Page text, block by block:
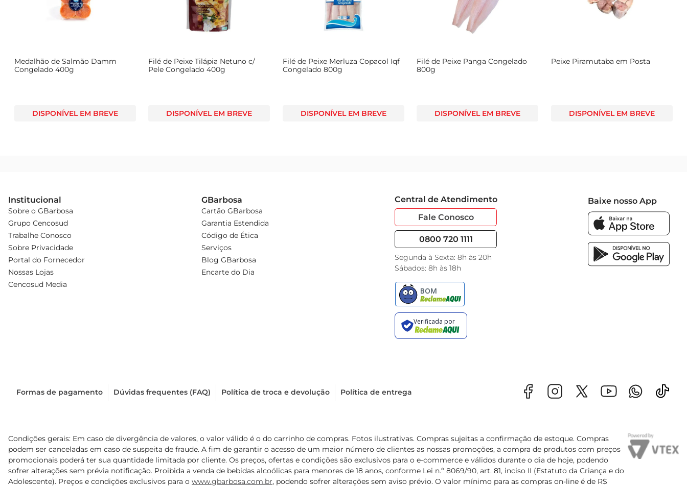
Medalhão de Salmão Damm
Congelado 400g
DISPONÍVEL EM BREVE
Filé de Peixe Tilápia Netuno c/
Pele Congelado 400g
DISPONÍVEL EM BREVE
Filé de Peixe Merluza Copacol Iqf
Congelado 800g
DISPONÍVEL EM BREVE
Filé de Peixe Panga Congelado
800g
DISPONÍVEL EM BREVE
Peixe Piramutaba em Posta
DISPONÍVEL EM BREVE
Institucional
Sobre o GBarbosa
Grupo Cencosud
Trabalhe Conosco
Sobre Privacidade
Portal do Fornecedor
Nossas Lojas
Cencosud Media
GBarbosa
Cartão GBarbosa
Garantia Estendida
Código de Ética
Serviços
Blog GBarbosa
Encarte do Dia
Central de Atendimento
Fale Conosco
0800 720 1111
Segunda à Sexta: 8h às 20h
Sábados: 8h às 18h
Baixe nosso App
Formas de pagamento Dúvidas frequentes (FAQ) Política de troca e devolução Política de entrega
Condições gerais: Em caso de divergência de valores, o valor válido é o do carrinho de compras. Fotos ilustrativas. Compras sujeitas a confirmação de estoque. Compras
podem ser canceladas em caso de suspeita de fraude. A fim de garantir o acesso de um maior número de clientes as nossas promoções, a compra de produtos com preços
promocionais poderá ter sua quantidade limitada por cliente. Os preços, ofertas e condições são exclusivos para o e-commerce e válidos durante o dia de hoje, podendo
sofrer alterações sem prévia notificação. Proibida a venda de bebidas alcoólicas para menores de 18 anos, conforme Lei n.º 8069/90, art. 81, inciso II (Estatuto da Criança e do
Adolescente). Preços e condições exclusivos para o www.gbarbosa.com.br, podendo sofrer alterações sem aviso prévio. O valor mínimo para as compras on-line é de R$